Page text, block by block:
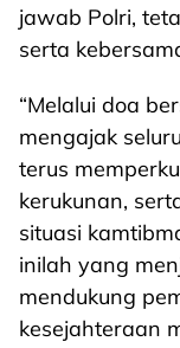
jawab Polri,
serta
“Melalui doa
mengajak
terus
kerukunan,
situasi
inilah yang
mendukung
kesejahteraan